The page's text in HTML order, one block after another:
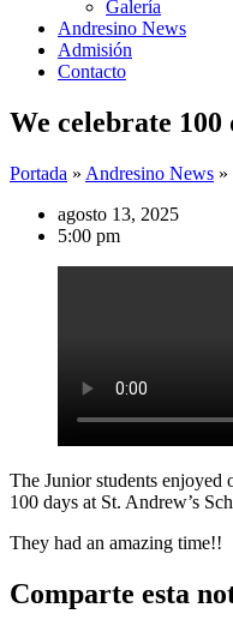
Galería
Andresino News
Admisión
Contacto
We celebrate 100
Portada » Andresino News »
agosto 13, 2025
5:00 pm
The Junior students enjoyed
100 days at St. Andrew’s
They had an amazing time!!
Comparte esta